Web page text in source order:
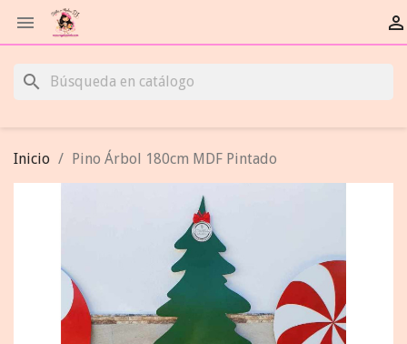
 
search
Inicio Pino Árbol 180cm MDF Pintado